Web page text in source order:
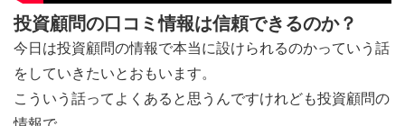
投資顧問の口コミ情報は信頼できるのか？
今日は投資顧問の情報で本当に設けられるのかっていう話
をしていきたいとおもいます。
こういう話ってよくあると思うんですけれども投資顧問の